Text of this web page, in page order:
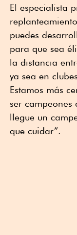
El especialista
puedes
para que sea
la distancia
ya sea en
Estamos más
ser campeones
llegue un
que cuidar”.